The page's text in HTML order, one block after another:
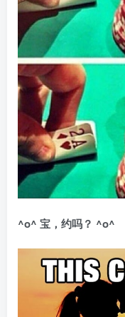
^o^ 宝，约吗？ ^o^